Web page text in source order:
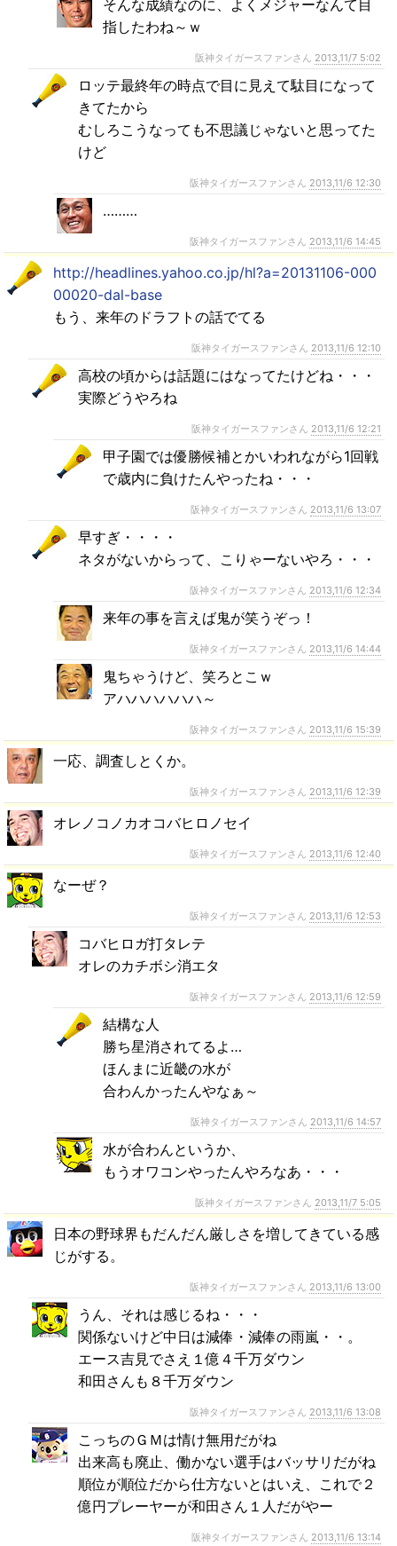
そんな成績なのに、よくメジャーなんて目
指したわね～ｗ
阪神タイガースファンさん 2013,11/7 5:02
ロッテ最終年の時点で目に見えて駄目になって
きてたから
むしろこうなっても不思議じゃないと思ってた
けど
阪神タイガースファンさん 2013,11/6 12:30
………
阪神タイガースファンさん 2013,11/6 14:45
http://headlines.yahoo.co.jp/hl?a=20131106-000
00020-dal-base
もう、来年のドラフトの話でてる
阪神タイガースファンさん 2013,11/6 12:10
高校の頃からは話題にはなってたけどね・・・
実際どうやろね
阪神タイガースファンさん 2013,11/6 12:21
甲子園では優勝候補とかいわれながら1回戦
で歳内に負けたんやったね・・・
阪神タイガースファンさん 2013,11/6 13:07
早すぎ・・・・
ネタがないからって、こりゃーないやろ・・・
阪神タイガースファンさん 2013,11/6 12:34
来年の事を言えば鬼が笑うぞっ！
阪神タイガースファンさん 2013,11/6 14:44
鬼ちゃうけど、笑ろとこｗ
アハハハハハハ～
阪神タイガースファンさん 2013,11/6 15:39
一応、調査しとくか。
阪神タイガースファンさん 2013,11/6 12:39
オレノコノカオコバヒロノセイ
阪神タイガースファンさん 2013,11/6 12:40
なーぜ？
阪神タイガースファンさん 2013,11/6 12:53
コバヒロガ打タレテ
オレのカチボシ消エタ
阪神タイガースファンさん 2013,11/6 12:59
結構な人
勝ち星消されてるよ…
ほんまに近畿の水が
合わんかったんやなぁ～
阪神タイガースファンさん 2013,11/6 14:57
水が合わんというか、
もうオワコンやったんやろなあ・・・
阪神タイガースファンさん 2013,11/7 5:05
日本の野球界もだんだん厳しさを増してきている感
じがする。
阪神タイガースファンさん 2013,11/6 13:00
うん、それは感じるね・・・
関係ないけど中日は減俸・減俸の雨嵐・・。
エース吉見でさえ１億４千万ダウン
和田さんも８千万ダウン
阪神タイガースファンさん 2013,11/6 13:08
こっちのＧＭは情け無用だがね
出来高も廃止、働かない選手はバッサリだがね
順位が順位だから仕方ないとはいえ、これで２
億円プレーヤーが和田さん１人だがやー
阪神タイガースファンさん 2013,11/6 13:14